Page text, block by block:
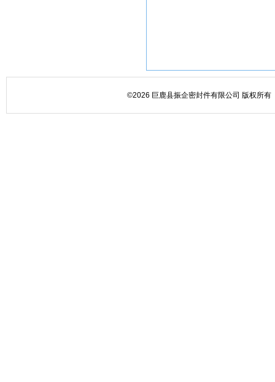
©2026 巨鹿县振企密封件有限公司 版权所